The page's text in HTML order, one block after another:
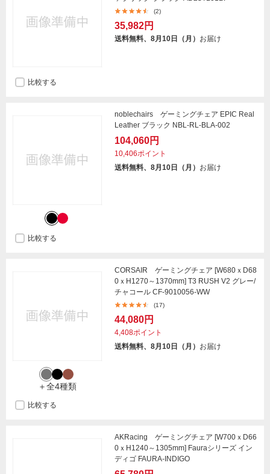
(2)
35,982円
送料無料、8月10日（月） お届け
比較する
noblechairs ゲーミングチェア EPIC Real
Leather ブラック NBL-RL-BLA-002
104,060円
10,406ポイント
送料無料、8月10日（月） お届け
比較する
＋全4種類
CORSAIR ゲーミングチェア [W680ｘD68
0ｘH1270～1370mm] T3 RUSH V2 グレー/
チャコール CF-9010056-WW
(17)
44,080円
4,408ポイント
送料無料、8月10日（月） お届け
比較する
AKRacing ゲーミングチェア [W700ｘD66
0ｘH1240～1305mm] Fauraシリーズ イン
ディゴ FAURA-INDIGO